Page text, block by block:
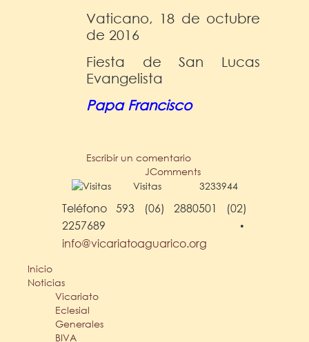
Vaticano, 18 de octubre
de 2016
Fiesta de San Lucas
Evangelista
Papa Francisco
Escribir un comentario
JComments
Visitas
3233944
Teléfono 593 (06) 2880501 (02)
2257689 •
info@vicariatoaguarico.org
Inicio
Noticias
Vicariato
Eclesial
Generales
BIVA